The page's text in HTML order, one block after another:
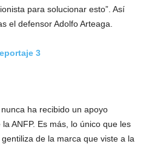
para solucionar esto”. Así
el defensor Adolfo Arteaga.
ha recibido un apoyo
ANFP. Es más, lo único que les
de la marca que viste a la